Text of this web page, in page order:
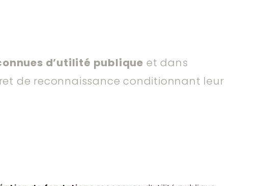
d’utilité publique et dans
de reconnaissance conditionnant leur